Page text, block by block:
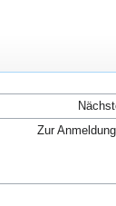
Zur